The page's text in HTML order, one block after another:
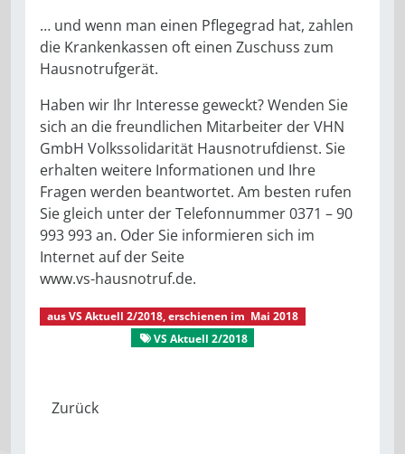
… und wenn man einen Pflegegrad hat, zahlen
die Krankenkassen oft einen Zuschuss zum
Hausnotrufgerät.
Haben wir Ihr Interesse geweckt? Wenden Sie
sich an die freundlichen Mitarbeiter der VHN
GmbH Volkssolidarität Hausnotrufdienst. Sie
erhalten weitere Informationen und Ihre
Fragen werden beantwortet. Am besten rufen
Sie gleich unter der Telefonnummer 0371 – 90
993 993 an. Oder Sie informieren sich im
Internet auf der Seite ­
www.vs-hausnotruf.de.
ausVS Aktuell 2/2018, erschienen im Mai 2018
VS Aktuell 2/2018